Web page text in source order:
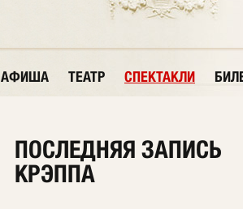
АФИША ТЕАТР СПЕКТАКЛИ
ПОСЛЕДНЯЯ ЗАПИСЬ
КРЭППА